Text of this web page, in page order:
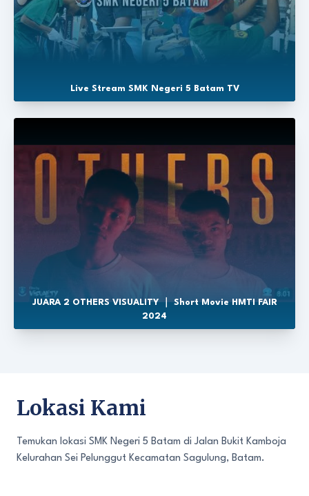
Live Stream SMK Negeri 5 Batam TV
JUARA 2 OTHERS VISUALITY ｜ Short Movie HMTI FAIR
2024
Lokasi Kami
Temukan lokasi SMK Negeri 5 Batam di Jalan Bukit Kamboja
Kelurahan Sei Pelunggut Kecamatan Sagulung, Batam.